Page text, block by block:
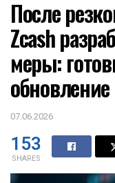
После
Zcash
меры:
обновление
07.06.2026
153
SHARES